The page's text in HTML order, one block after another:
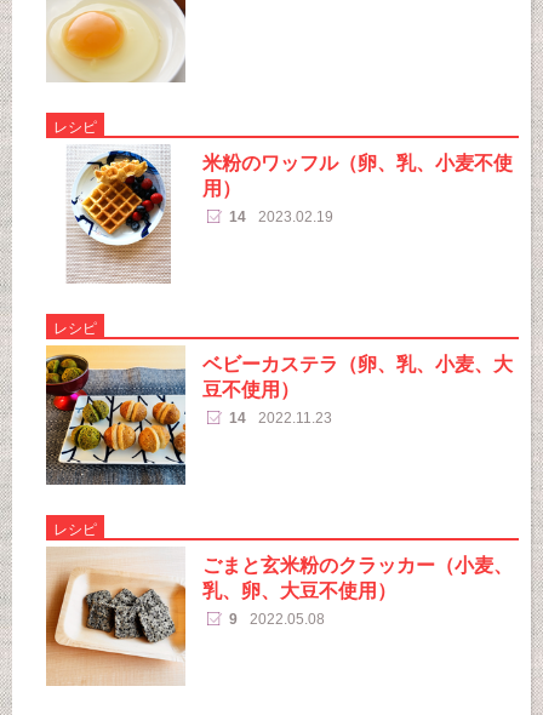
レシピ
米粉のワッフル（卵、乳、小麦不使
用）
14 2023.02.19
レシピ
ベビーカステラ（卵、乳、小麦、大
豆不使用）
14 2022.11.23
レシピ
ごまと玄米粉のクラッカー（小麦、
乳、卵、大豆不使用）
9 2022.05.08